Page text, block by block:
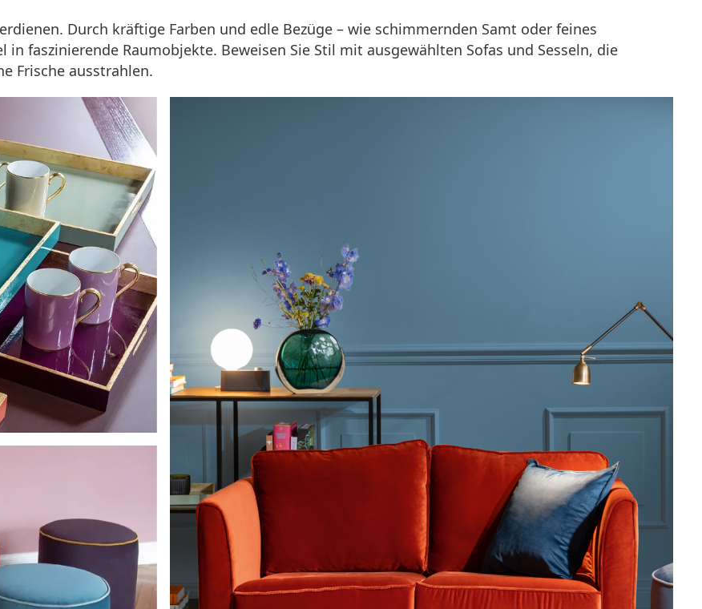
Durch kräftige Farben und edle Bezüge – wie schimmernden Samt oder feines
in faszinierende Raumobjekte. Beweisen Sie Stil mit ausgewählten Sofas und Sesseln, die
Frische ausstrahlen.